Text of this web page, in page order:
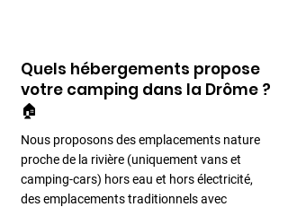
Quels hébergements propose
votre camping dans la Drôme ?
🏠
Nous proposons des emplacements nature
proche de la rivière (uniquement vans et
camping-cars) hors eau et hors électricité,
des emplacements traditionnels avec